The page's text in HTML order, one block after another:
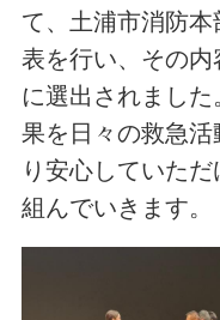
て、土浦市消防
表を行い、その
に選出されまし
果を日々の救急活
り安心していた
組んでいきます。